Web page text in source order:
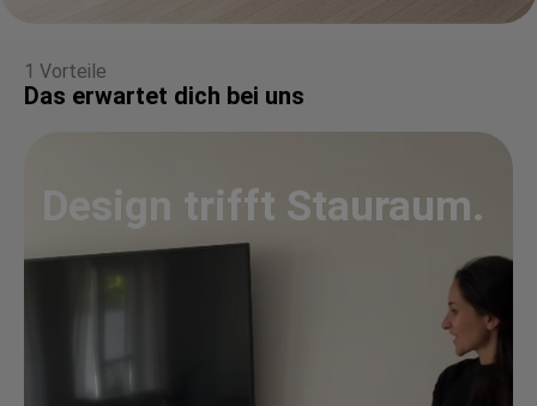
1 Vorteile
Das erwartet dich bei uns
Design trifft Stauraum.